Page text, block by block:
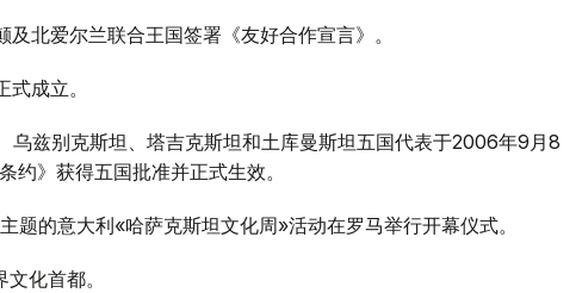
北爱尔兰联合王国签署《友好合作宣言》。
成立。
乌兹别克斯坦、塔吉克斯坦和土库曼斯坦五国代表于2006年9月8
约》获得五国批准并正式生效。
题的意大利«哈萨克斯坦文化周»活动在罗马举行开幕仪式。
化首都。